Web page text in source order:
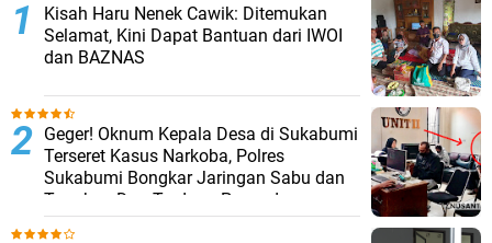
Kisah Haru Nenek Cawik: Ditemukan
Selamat, Kini Dapat Bantuan dari IWOI
dan BAZNAS
Geger! Oknum Kepala Desa di Sukabumi
Terseret Kasus Narkoba, Polres
Sukabumi Bongkar Jaringan Sabu dan
Tangkap Dua Terduga Pengedar